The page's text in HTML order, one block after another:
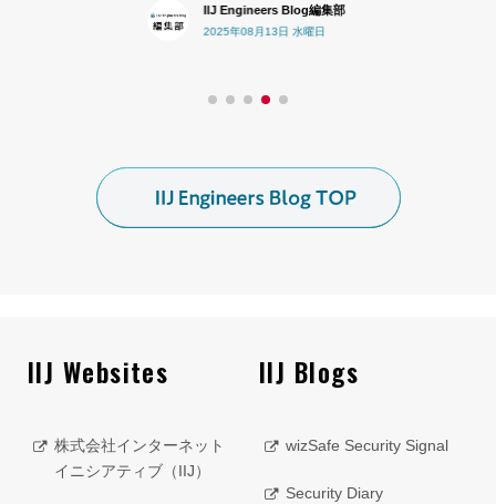
IIJ Engineers Blog編集部
2025年08月13日 水曜日
IIJ Websites
株式会社インターネット
イニシアティブ（IIJ）
IIJ Blogs
wizSafe Security Signal
Security Diary